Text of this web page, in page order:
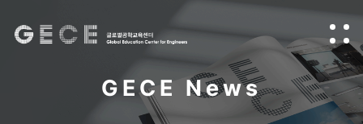
GECE News